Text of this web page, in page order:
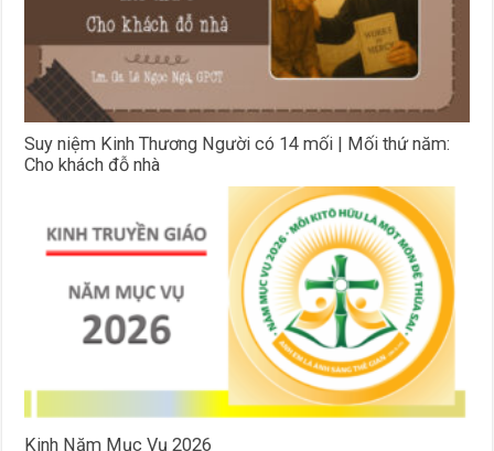
Suy niệm Kinh Thương Người có 14 mối | Mối thứ năm:
Cho khách đỗ nhà
Kinh Năm Mục Vụ 2026